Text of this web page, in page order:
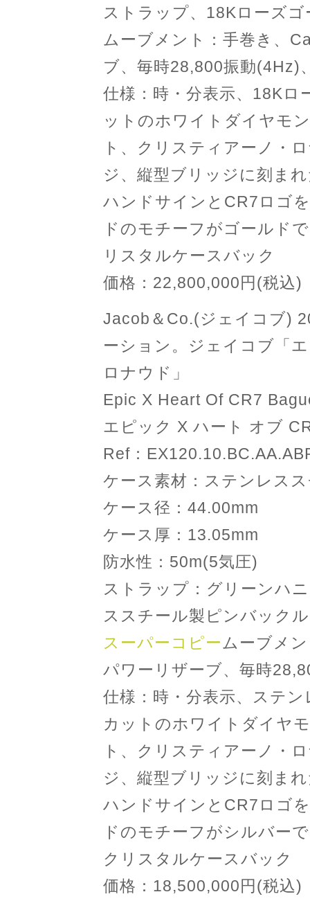
ストラップ、18Kローズ
ムーブメント：手巻き、
ブ、毎時28,800振動(4Hz)
仕様：時・分表示、18K
ットのホワイトダイヤモ
ト、クリスティアーノ・
ジ、縦型ブリッジに刻ま
ハンドサインとCR7ロゴ
ドのモチーフがゴールド
リスタルケースバック
価格：22,800,000円(税込)
Jacob＆Co.(ジェイコブ)
ーション。ジェイコブ「
ロナウド」
Epic X Heart Of CR7
エピック X ハート オブ
Ref：
ケース素材：ステンレス
ケース径：44.00mm
ケース厚：13.05mm
防水性：50m(5気圧)
ストラップ：グリーンハ
ススチール製ピンバックル
スーパーコピー ムーブメ
パワーリザーブ、毎時
仕様：時・分表示、ステ
カットのホワイトダイヤ
ト、クリスティアーノ・
ジ、縦型ブリッジに刻ま
ハンドサインとCR7ロゴ
ドのモチーフがシルバー
クリスタルケースバック
価格：18,500,000円(税込)